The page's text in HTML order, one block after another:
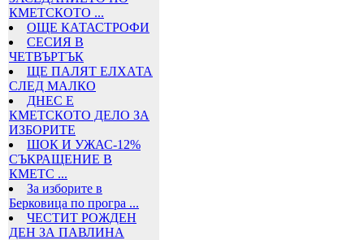
КМЕТСКОТО ...
ОЩЕ КАТАСТРОФИ
СЕСИЯ В
ЧЕТВЪРТЪК
ЩЕ ПАЛЯТ ЕЛХАТА
СЛЕД МАЛКО
ДНЕС Е
КМЕТСКОТО ДЕЛО ЗА
ИЗБОРИТЕ
ШОК И УЖАС-12%
СЪКРАЩЕНИЕ В
КМЕТС ...
За изборите в
Берковица по програ ...
ЧЕСТИТ РОЖДЕН
ДЕН ЗА ПАВЛИНА